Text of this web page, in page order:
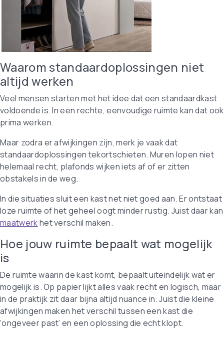
Waarom standaardoplossingen niet
altijd werken
Veel mensen starten met het idee dat een standaardkast
voldoende is. In een rechte, eenvoudige ruimte kan dat ook
prima werken.
Maar zodra er afwijkingen zijn, merk je vaak dat
standaardoplossingen tekortschieten. Muren lopen niet
helemaal recht, plafonds wijken iets af of er zitten
obstakels in de weg.
In die situaties sluit een kast net niet goed aan. Er ontstaat
loze ruimte of het geheel oogt minder rustig. Juist daar kan
maatwerkhet verschil maken.
Hoe jouw ruimte bepaalt wat mogelijk
is
De ruimte waarin de kast komt, bepaalt uiteindelijk wat er
mogelijk is. Op papier lijkt alles vaak recht en logisch, maar
in de praktijk zit daar bijna altijd nuance in. Juist die kleine
afwijkingen maken het verschil tussen een kast die
‘ongeveer past’ en een oplossing die echt klopt.